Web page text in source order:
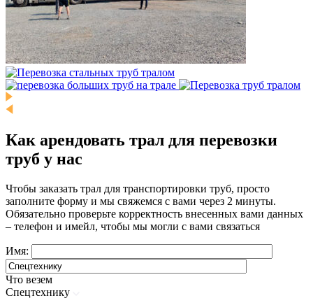
Как арендовать трал для перевозки
труб у нас
Чтобы заказать трал для транспортировки труб, просто
заполните форму и мы свяжемся с вами через 2 минуты.
Обязательно проверьте корректность внесенных вами данных
– телефон и имейл, чтобы мы могли с вами связаться
Имя:
Что везем
Спецтехнику